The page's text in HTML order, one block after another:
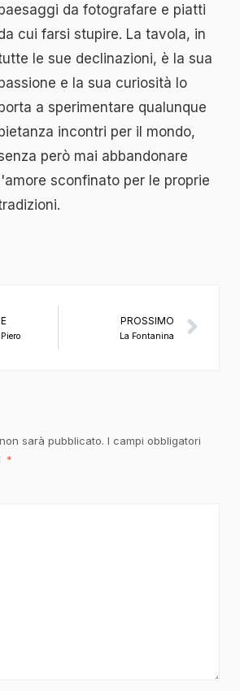
da fotografare e piatti
cui farsi stupire. La tavola, in
le sue declinazioni, è la sua
e la sua curiosità lo
a sperimentare qualunque
incontri per il mondo,
però mai abbandonare
sconfinato per le proprie
PROSSIMO
La Fontanina
sarà pubblicato. I campi obbligatori
*